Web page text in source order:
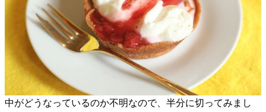
中がどうなっているのか不明なので、半分に切ってみまし